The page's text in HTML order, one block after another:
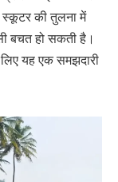
स्कूटर की तुलना में
बचत हो सकती है।
यह एक समझदारी